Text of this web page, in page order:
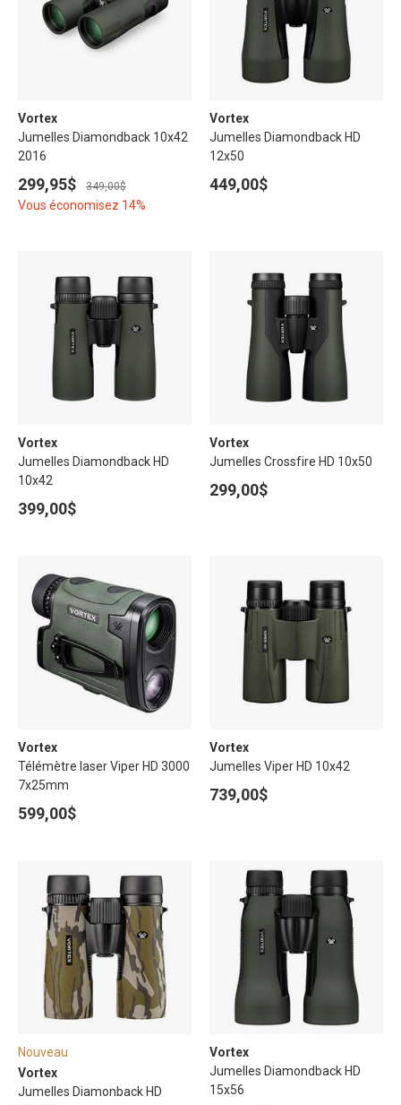
Vortex
Jumelles Diamondback 10x42
2016
299,95$ 349,00$
Vous économisez 14%
Vortex
Jumelles Diamondback HD
12x50
449,00$
Vortex
Jumelles Diamondback HD
10x42
399,00$
Vortex
Jumelles Crossfire HD 10x50
299,00$
Vortex
Télémètre laser Viper HD 3000
7x25mm
599,00$
Vortex
Jumelles Viper HD 10x42
739,00$
Nouveau
Vortex
Jumelles Diamonback HD
Vortex
Jumelles Diamondback HD
15x56